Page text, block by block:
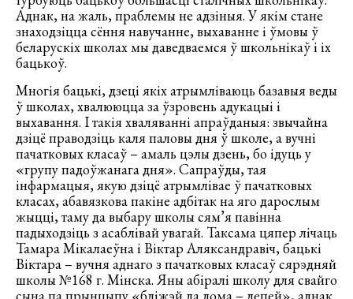
Аднак, на жаль, праблемы не адзіныя. У якім стане
знаходзіцца сёння навучанне, выхаванне і ўмовы ў
беларускіх школах мы даведваемся ў школьнікаў і іх
бацькоў.
Многія бацькі, дзеці якіх атрымліваюць базавыя веды
ў школах, хвалююцца за ўзровень адукацыі і
выхавання. І такія хваляванні апраўданыя: звычайна
дзіцё праводзіць каля паловы дня ў школе, а вучні
пачатковых класаў ­– амаль цэлы дзень, бо ідуць у
«групу падоўжанага дня». Сапраўды, тая
інфармацыя, якую дзіцё атрымлівае ў пачатковых
класах, абавязкова пакіне адбітак на яго дарослым
жыцці, таму да выбару школы сям’я павінна
падыходзіць з асаблівай увагай. Таксама цяпер лічаць
Тамара Мікалаеўна і Віктар Аляксандравіч, бацькі
Віктара – вучня аднаго з пачатковых класаў сярэдняй
школы №168 г. Мінска. Яны абіралі школу для свайго